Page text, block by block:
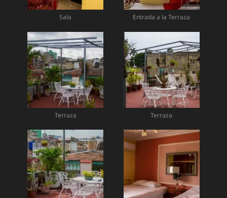
Sala Entrada a la Terraza
Terraza Terraza